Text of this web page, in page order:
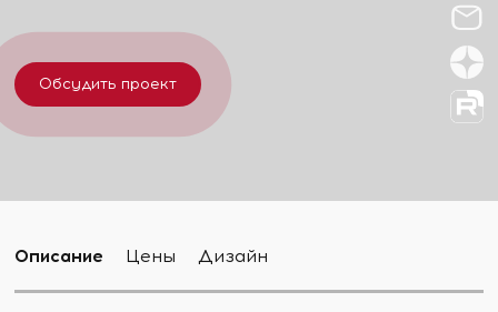
Обсудить проект
Описание Цены Дизайн